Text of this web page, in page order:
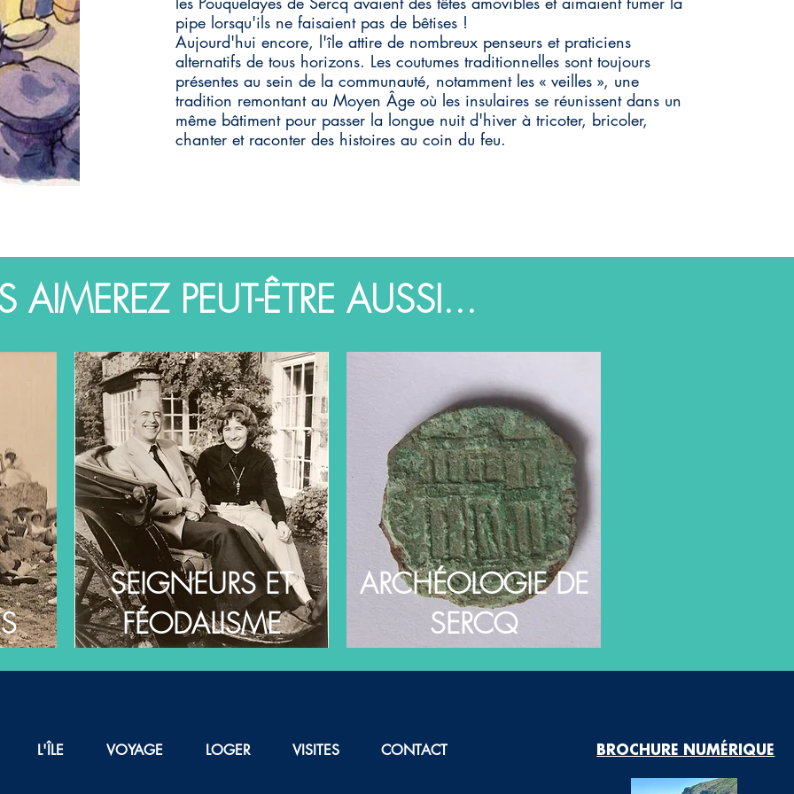
pipe lorsqu'ils ne faisaient pas de bêtises !
Aujourd'hui encore, l'île attire de nombreux penseurs et praticiens
alternatifs de tous horizons. Les coutumes traditionnelles sont toujours
présentes au sein de la communauté, notamment les « veilles », une
tradition remontant au Moyen Âge où les insulaires se réunissent dans un
même bâtiment pour passer la longue nuit d'hiver à tricoter, bricoler,
chanter et raconter des histoires au coin du feu.
AIMEREZ PEUT-ÊTRE AUSSI...
SEIGNEURS ET
FÉODALISME
ARCHÉOLOGIE DE
SERCQ
L'ÎLE VOYAGE LOGER VISITES CONTACT BROCHURE NUMÉRIQUE